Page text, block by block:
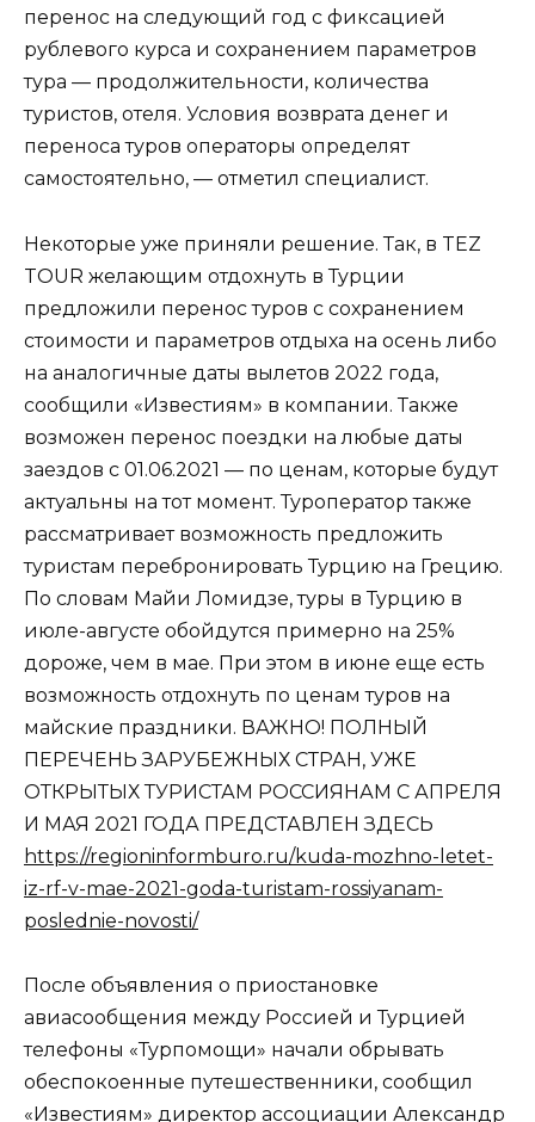
перенос на следующий год с фиксацией
рублевого курса и сохранением параметров
тура — продолжительности, количества
туристов, отеля. Условия возврата денег и
переноса туров операторы определят
самостоятельно, — отметил специалист.
Некоторые уже приняли решение. Так, в TEZ
TOUR желающим отдохнуть в Турции
предложили перенос туров с сохранением
стоимости и параметров отдыха на осень либо
на аналогичные даты вылетов 2022 года,
сообщили «Известиям» в компании. Также
возможен перенос поездки на любые даты
заездов с 01.06.2021 — по ценам, которые будут
актуальны на тот момент. Туроператор также
рассматривает возможность предложить
туристам перебронировать Турцию на Грецию.
По словам Майи Ломидзе, туры в Турцию в
июле-августе обойдутся примерно на 25%
дороже, чем в мае. При этом в июне еще есть
возможность отдохнуть по ценам туров на
майские праздники. ВАЖНО! ПОЛНЫЙ
ПЕРЕЧЕНЬ ЗАРУБЕЖНЫХ СТРАН, УЖЕ
ОТКРЫТЫХ ТУРИСТАМ РОССИЯНАМ С АПРЕЛЯ
И МАЯ 2021 ГОДА ПРЕДСТАВЛЕН ЗДЕСЬ
https://regioninformburo.ru/kuda-mozhno-letet-
iz-rf-v-mae-2021-goda-turistam-rossiyanam-
poslednie-novosti/
После объявления о приостановке
авиасообщения между Россией и Турцией
телефоны «Турпомощи» начали обрывать
обеспокоенные путешественники, сообщил
«Известиям» директор ассоциации Александр